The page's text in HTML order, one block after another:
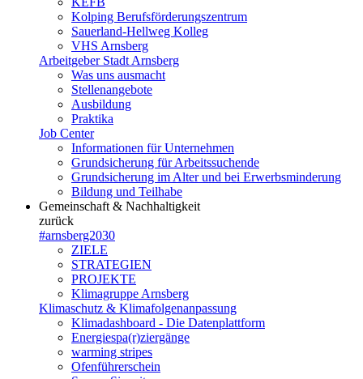
Kolping Berufsförderungszentrum
Sauerland-Hellweg Kolleg
VHS Arnsberg
Arbeitgeber Stadt Arnsberg
Was uns ausmacht
Stellenangebote
Ausbildung
Praktika
Job Center
Informationen für Unternehmen
Grundsicherung für Arbeitssuchende
Grundsicherung im Alter und bei Erwerbsminderung
Bildung und Teilhabe
Gemeinschaft & Nachhaltigkeit
zurück
#arnsberg2030
ZIELE
STRATEGIEN
PROJEKTE
Klimagruppe Arnsberg
Klimaschutz & Klimafolgenanpassung
Klimadashboard - Die Datenplattform
Energiespa(r)ziergänge
warming stripes
Ofenführerschein